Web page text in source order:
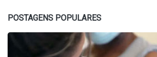
POSTAGENS POPULARES